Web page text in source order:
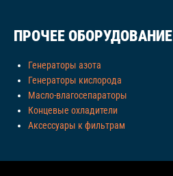
ПРОЧЕЕ ОБОРУДОВАНИЕ
Генераторы азота
Генераторы кислорода
Масло-влагосепараторы
Концевые охладители
Аксессуары к фильтрам